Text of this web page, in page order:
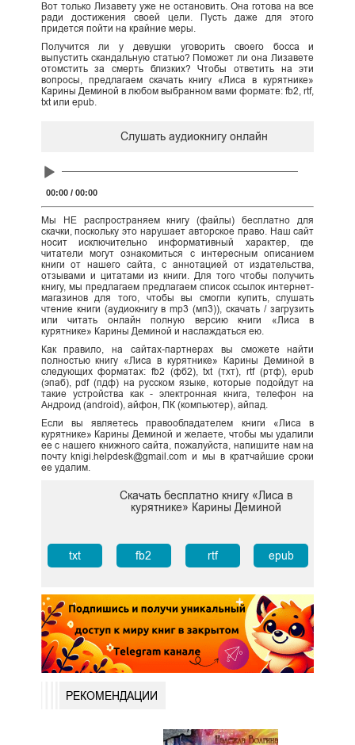
Вот только Лизавету уже не остановить. Она готова на все
ради достижения своей цели. Пусть даже для этого
придется пойти на крайние меры.
Получится ли у девушки уговорить своего босса и
выпустить скандальную статью? Поможет ли она Лизавете
отомстить за смерть близких? Чтобы ответить на эти
вопросы, предлагаем скачать книгу «Лиса в курятнике»
Карины Деминой в любом выбранном вами формате: fb2, rtf,
txt или epub.
Слушать аудиокнигу онлайн
Audio
00:00/ 00:00
Мы НЕ распространяем книгу (файлы) бесплатно для
скачки, поскольку это нарушает авторское право. Наш сайт
носит исключительно информативный характер, где
читатели могут ознакомиться с интересным описанием
книги от нашего сайта, с аннотацией от издательства,
отзывами и цитатами из книги. Для того чтобы получить
книгу, мы предлагаем предлагаем список ссылок интернет-
магазинов для того, чтобы вы смогли купить, слушать
чтение книги (аудиокнигу в mp3 (мп3)), скачать / загрузить
или читать онлайн полную версию книги «Лиса в
курятнике» Карины Деминой и наслаждаться ею.
Как правило, на сайтах-партнерах вы сможете найти
полностью книгу «Лиса в курятнике» Карины Деминой в
следующих форматах: fb2 (фб2), txt (тхт), rtf (ртф), epub
(эпаб), pdf (пдф) на русском языке, которые подойдут на
такие устройства как - электронная книга, телефон на
Андроид (android), айфон, ПК (компьютер), айпад.
Если вы являетесь правообладателем книги «Лиса в
курятнике» Карины Деминой и желаете, чтобы мы удалили
ее с нашего книжного сайта, пожалуйста, напишите нам на
почту knigi.helpdesk@gmail.com и мы в кратчайшие сроки
ее удалим.
Скачать бесплатно книгу «Лиса в
курятнике» Карины Деминой
txt fb2 rtf epub
РЕКОМЕНДАЦИИ